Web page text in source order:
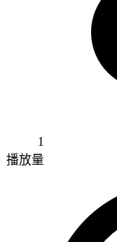
1
播放量